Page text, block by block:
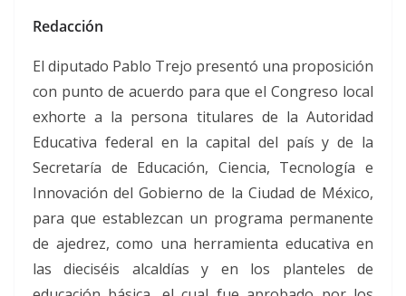
Redacción
El diputado Pablo Trejo presentó una proposición
con punto de acuerdo para que el Congreso local
exhorte a la persona titulares de la Autoridad
Educativa federal en la capital del país y de la
Secretaría de Educación, Ciencia, Tecnología e
Innovación del Gobierno de la Ciudad de México,
para que establezcan un programa permanente
de ajedrez, como una herramienta educativa en
las dieciséis alcaldías y en los planteles de